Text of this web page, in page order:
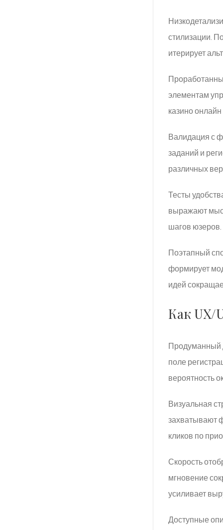
стилизации.
итерирует
элементам
казино
Валидация с
заданий и
различных
Тесты
выражают
шагов юзеров.
Поэтапный
формирует
идей
Как UX/
Продуманный
поле
вероятность
Визуальная
захватывают
кликов по
Скорость
мгновение
усиливает
Доступные